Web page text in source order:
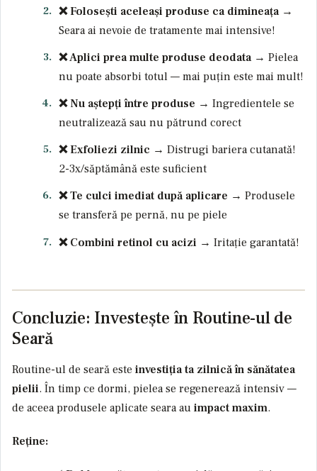
❌ Folosești aceleași produse ca dimineața→
Seara ai nevoie de tratamente mai intensive!
❌ Aplici prea multe produse deodata→ Pielea
nu poate absorbi totul — mai puțin este mai mult!
❌ Nu aștepți între produse → Ingredientele se
neutralizează sau nu pătrund corect
❌ Exfoliezi zilnic → Distrugi bariera cutanată!
2-3x/săptămână este suficient
❌ Te culci imediat după aplicare → Produsele
se transferă pe pernă, nu pe piele
❌ Combini retinol cu acizi → Iritație garantată!
Concluzie: Investește în Routine-ul de
Seară
Routine-ul de seară este investiția ta zilnică în sănătatea
pielii. În timp ce dormi, pielea se regenerează intensiv —
de aceea produsele aplicate seara au impact maxim.
Reține: